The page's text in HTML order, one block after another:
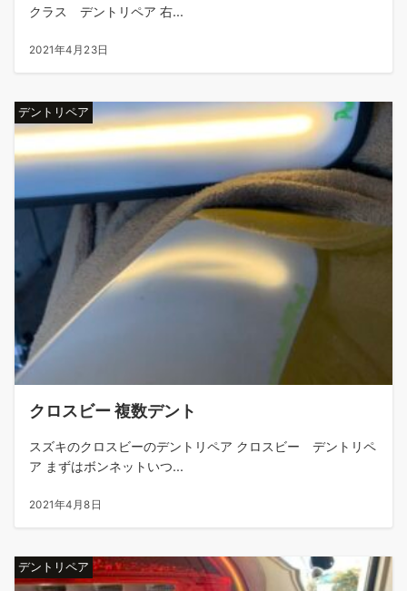
クラス デントリペア 右...
2021年4月23日
デントリペア
クロスビー 複数デント
スズキのクロスビーのデントリペア クロスビー デントリペ
ア まずはボンネットいつ...
2021年4月8日
デントリペア